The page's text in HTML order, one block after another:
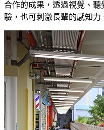
合作的成果，透過視覺、
驗，也可刺激長輩的感知力